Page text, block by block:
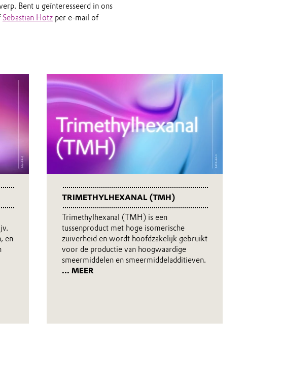
Bent u geïnteresseerd in ons
Sebastian Hotzper e-mail of
en
TRIMETHYLHEXANAL (TMH)
Trimethylhexanal (TMH) is een
tussenproduct met hoge isomerische
zuiverheid en wordt hoofdzakelijk gebruikt
voor de productie van hoogwaardige
smeermiddelen en smeermiddeladditieven.
... MEER